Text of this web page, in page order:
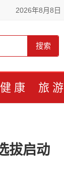
2026年8月8日
搜索
健康 旅游
拔启动